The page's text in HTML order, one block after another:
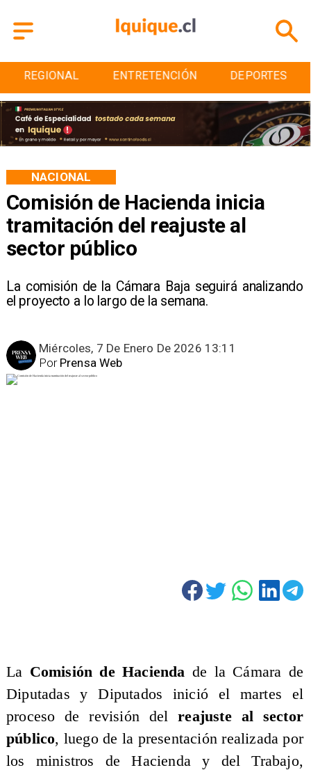
ENTRETENCIÓN DEPORTES CULTURA
Comisión de Hacienda inicia
tramitación del reajuste al
sector público
La comisión de la Cámara Baja seguirá analizando
el proyecto a lo largo de la semana.
NACIONAL
Miércoles, 7 De Enero De 2026 13:11
Prensa Web
Por
La Comisión de Hacienda de la Cámara de
Diputadas y Diputados inició el martes el
proceso de revisión delreajuste al sector
público, luego de la presentación realizada por
los ministros de Hacienda y del Trabajo,